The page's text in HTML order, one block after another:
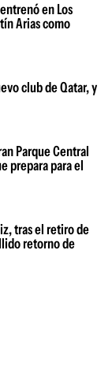
en Los
Arias como
club de Qatar, y
Parque Central
prepara para el
tras el retiro de
retorno de